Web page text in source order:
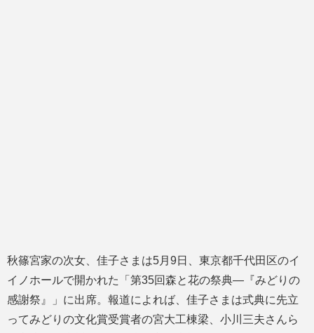
秋篠宮家の次女、佳子さまは5月9日、東京都千代田区のイ
イノホールで開かれた「第35回森と花の祭典―『みどりの
感謝祭』」に出席。報道によれば、佳子さまは式典に先立
ってみどりの文化賞受賞者の宮大工棟梁、小川三夫さんら